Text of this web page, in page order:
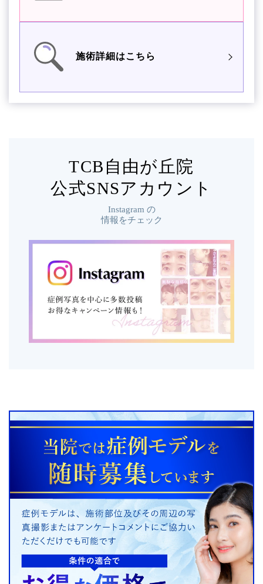
施術詳細はこちら
TCB自由が丘院
公式SNSアカウント
Instagram の
情報をチェック